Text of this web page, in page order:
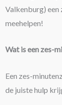
Valkenburg) een
meehelpen!
Wat is een zes-
Een zes-
de juiste hulp